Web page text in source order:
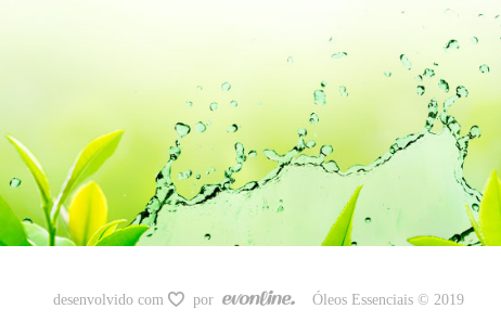
desenvolvido com por Óleos Essenciais © 2019